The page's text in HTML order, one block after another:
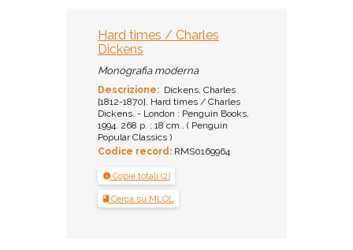
Hard times / Charles
Dickens
Monografia moderna
Descrizione: Dickens, Charles
[1812-1870]. Hard times / Charles
Dickens. - London : Penguin Books,
1994. 268 p. ; 18 cm.. ( Penguin
Popular Classics )
Codice record: RMS0169964
Copie totali (2)
Cerca su MLOL